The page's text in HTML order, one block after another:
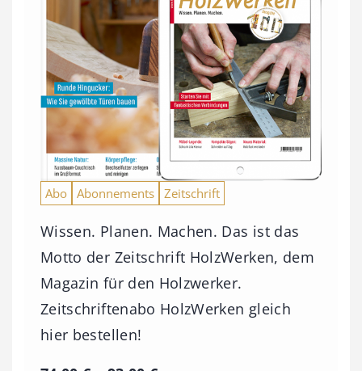
Abo Abonnements Zeitschrift
Wissen. Planen. Machen. Das ist das
Motto der Zeitschrift HolzWerken, dem
Magazin für den Holzwerker.
Zeitschriftenabo HolzWerken gleich
hier bestellen!